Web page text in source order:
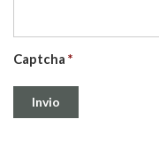
Captcha